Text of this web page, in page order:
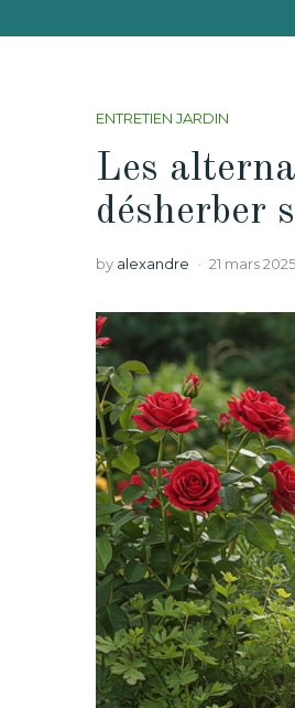
ENTRETIEN JARDIN
Les
désherber
by alexandre 21 mars 2025